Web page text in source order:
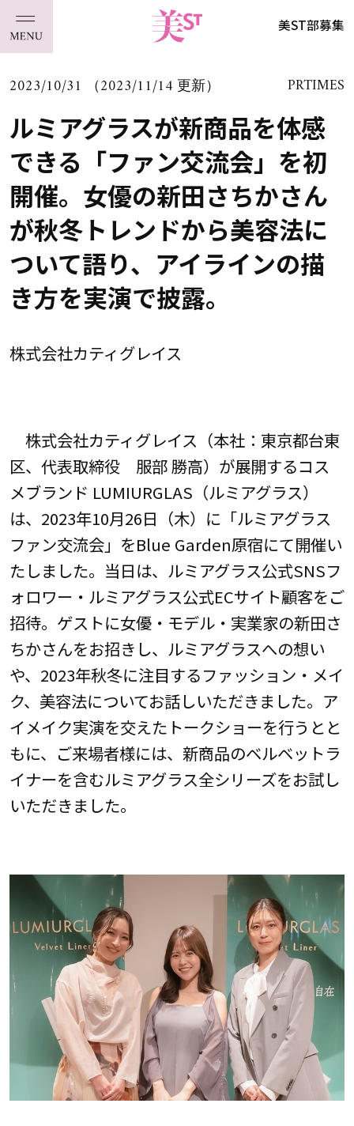
美ST部募集
2023/10/31 （2023/11/14 更新） PRTIMES
ルミアグラスが新商品を体感
できる「ファン交流会」を初
開催。女優の新田さちかさん
が秋冬トレンドから美容法に
ついて語り、アイラインの描
き方を実演で披露。
株式会社カティグレイス
株式会社カティグレイス（本社：東京都台東
区、代表取締役 服部 勝高）が展開するコス
メブランド LUMIURGLAS（ルミアグラス）
は、2023年10月26日（木）に「ルミアグラス
ファン交流会」をBlue Garden原宿にて開催い
たしました。当日は、ルミアグラス公式SNSフ
ォロワー・ルミアグラス公式ECサイト顧客をご
招待。ゲストに女優・モデル・実業家の新田さ
ちかさんをお招きし、ルミアグラスへの想い
や、2023年秋冬に注目するファッション・メイ
ク、美容法についてお話しいただきました。ア
イメイク実演を交えたトークショーを行うとと
もに、ご来場者様には、新商品のベルベットラ
イナーを含むルミアグラス全シリーズをお試し
いただきました。